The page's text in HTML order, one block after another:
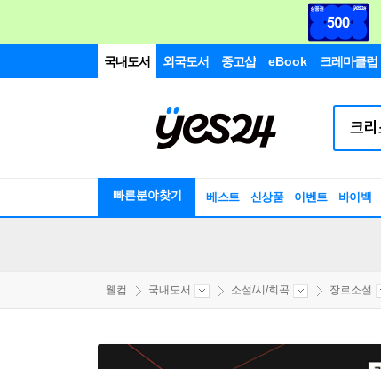
국내도서 외국도서 중고샵 eBook 크레마클럽
빠른분야찾기 베스트 신상품 이벤트 바이백
웰컴 국내도서 소설/시/희곡 장르소설